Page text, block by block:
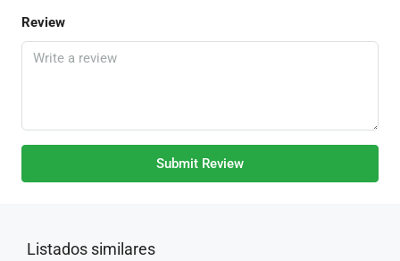
Review
Submit Review
Listados similares